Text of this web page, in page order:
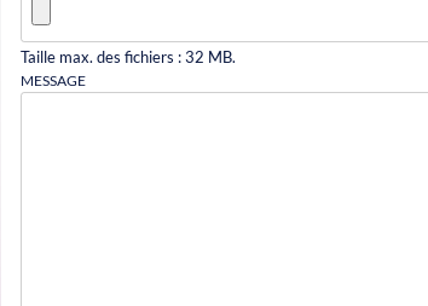
Taille max. des fichiers : 32 MB.
MESSAGE